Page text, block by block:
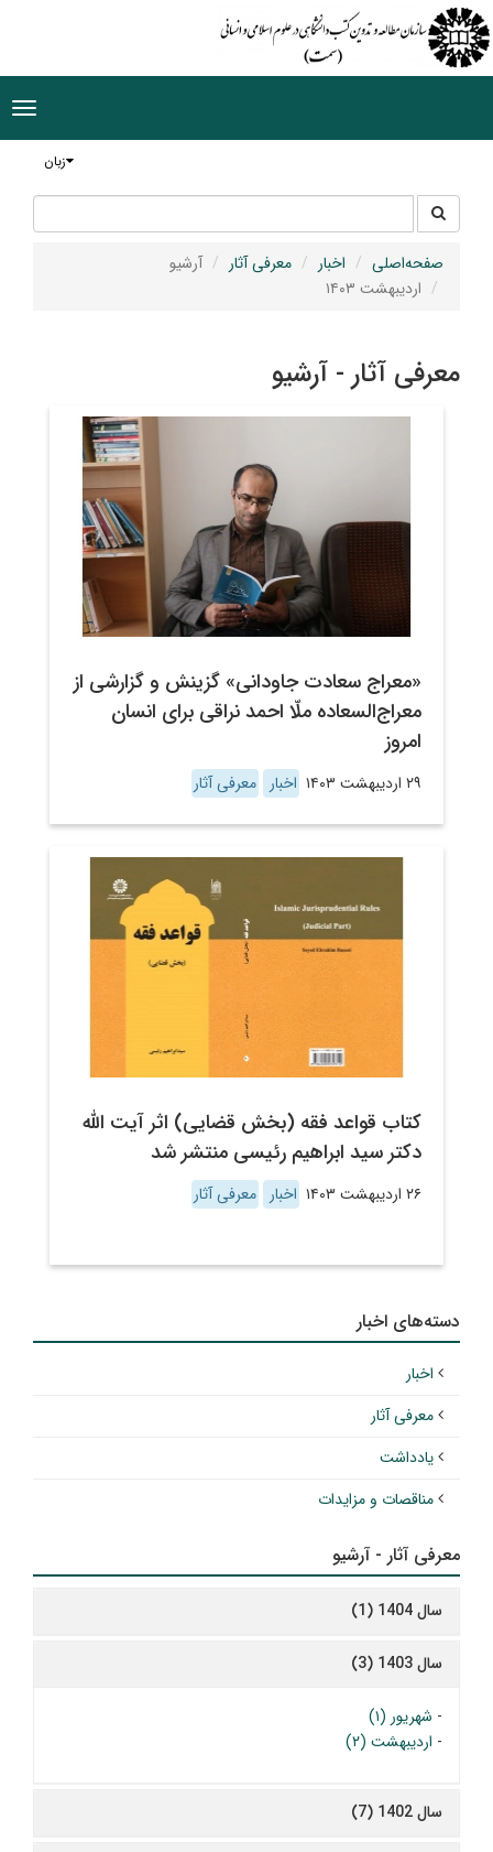
زبان
جستجو
در
سایت
صفحه‌اصلی اخبار معرفی آثار
آرشیو
اردیبهشت ۱۴۰۳
معرفی آثار - آرشیو
«معراج سعادت جاودانی» گزینش و گزارشی از
معراج‌السعاده ملّا احمد نراقی برای انسان
امروز
۲۹ اردیبهشت ۱۴۰۳ اخبار معرفی آثار
کتاب قواعد فقه (بخش قضایی) اثر آیت الله
دکتر سید ابراهیم رئیسی منتشر شد
۲۶ اردیبهشت ۱۴۰۳ اخبار معرفی آثار
دسته‌های اخبار
اخبار
معرفی آثار
یادداشت
مناقصات و مزایدات
معرفی آثار - آرشیو
سال 1404 (1)
سال 1403 (3)
- شهریور (۱)
- اردیبهشت (۲)
سال 1402 (7)